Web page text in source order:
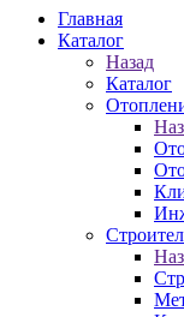
Главная
Каталог
Назад
Каталог